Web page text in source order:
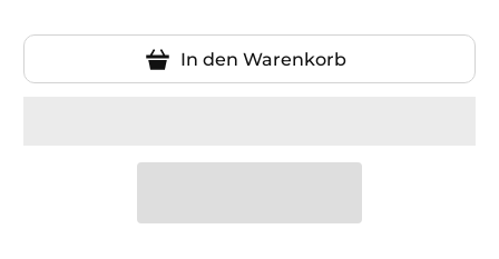
In den Warenkorb